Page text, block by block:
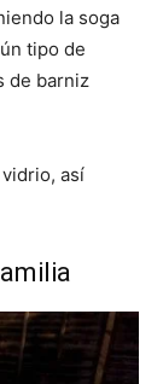
la soga
tipo de
de barniz
así